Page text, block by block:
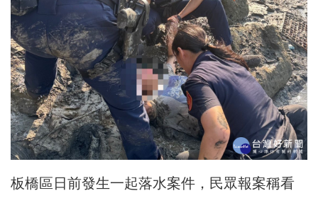
板橋區日前發生一起落水案件，民眾報案稱看